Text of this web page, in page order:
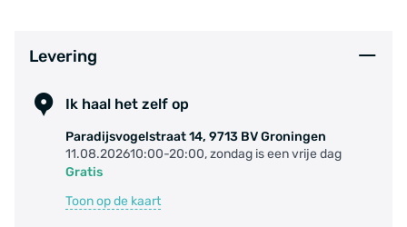
Levering
Ik haal het zelf op
Paradijsvogelstraat 14, 9713 BV Groningen
11.08.202610:00-20:00, zondag is een vrije dag
Gratis
Toon op de kaart